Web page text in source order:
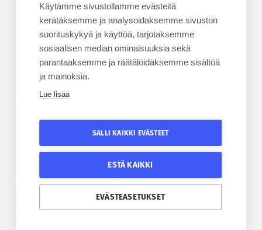
Käytämme sivustollamme evästeitä
kerätäksemme ja analysoidaksemme sivuston
suorituskykyä ja käyttöä, tarjotaksemme
sosiaalisen median ominaisuuksia sekä
parantaaksemme ja räätälöidäksemme sisältöä
ja mainoksia.
Lue lisää
SALLI KAIKKI EVÄSTEET
ESTÄ KAIKKI
EVÄSTEASETUKSET
BLOGIT
Kesäyliopiston blogi
TILAA UUTISKIRJE
Tilaa kesäyliopiston uutiskirje
Tilaa Epanetin uutiskirje
SEURAA KESÄYLIOPISTOA
Etelä-Pohjanmaan kesäyliopiston Facebook
SEURAA EPANETIA
Epanetin Twitter